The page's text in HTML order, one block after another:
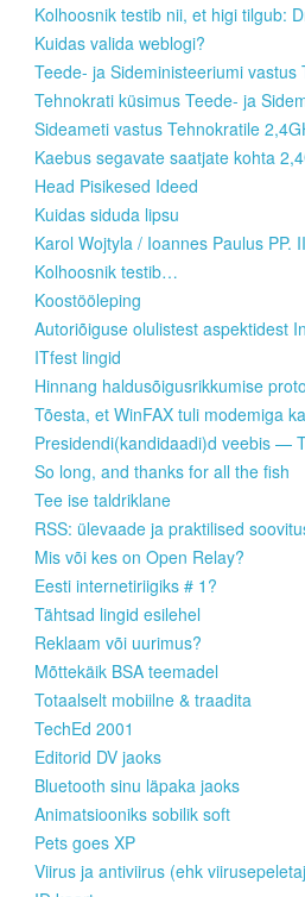
Kolhoosnik testib nii, et higi tilgub:
Kuidas valida weblogi?
Teede- ja Sideministeeriumi vastus
Tehnokrati küsimus Teede- ja
Sideameti vastus Tehnokratile
Kaebus segavate saatjate kohta
Head Pisikesed Ideed
Kuidas siduda lipsu
Karol Wojtyla / Ioannes Paulus PP.
Kolhoosnik testib…
Koostööleping
Autoriõiguse olulistest aspektidest
ITfest lingid
Hinnang haldusõigusrikkumise
Tõesta, et WinFAX tuli modemiga
Presidendi(kandidaadi)d veebis —
So long, and thanks for all the fish
Tee ise taldriklane
RSS: ülevaade ja praktilised
Mis või kes on Open Relay?
Eesti internetiriigiks # 1?
Tähtsad lingid esilehel
Reklaam või uurimus?
Mõttekäik BSA teemadel
Totaalselt mobiilne & traadita
TechEd 2001
Editorid DV jaoks
Bluetooth sinu läpaka jaoks
Animatsiooniks sobilik soft
Pets goes XP
Viirus ja antiviirus (ehk